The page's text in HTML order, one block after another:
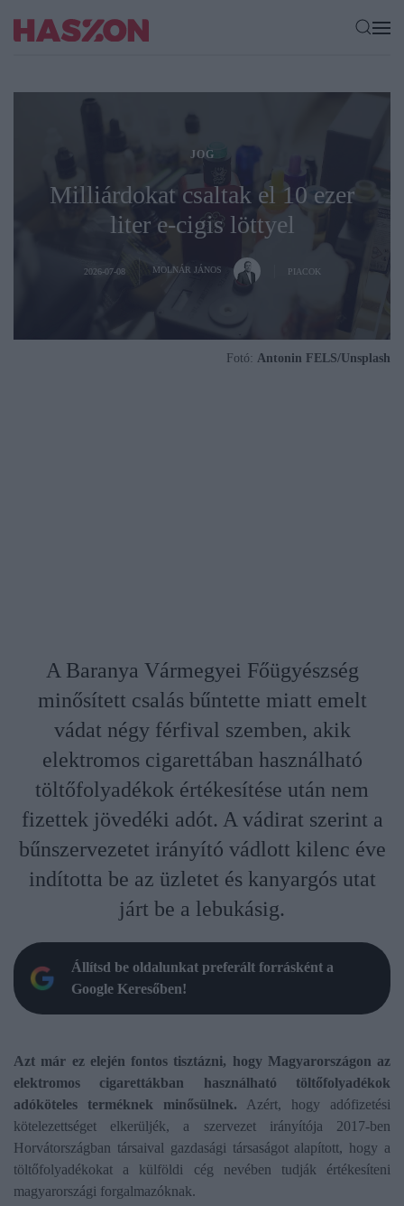
JOG
Milliárdokat csaltak el 10 ezer
liter e-cigis löttyel
2026-07-08 MOLNÁR JÁNOS PIACOK
Fotó: Antonin FELS/Unsplash
A Baranya Vármegyei Főügyészség
minősített csalás bűntette miatt emelt
vádat négy férfival szemben, akik
elektromos cigarettában használható
töltőfolyadékok értékesítése után nem
fizettek jövedéki adót. A vádirat szerint a
bűnszervezetet irányító vádlott kilenc éve
indította be az üzletet és kanyargós utat
járt be a lebukásig.
Állítsd be oldalunkat preferált forrásként a
Google Keresőben!
Azt már ez elején fontos tisztázni, hogy Magyarországon az
elektromos cigarettákban használható töltőfolyadékok
adóköteles terméknek minősülnek. Azért, hogy adófizetési
kötelezettséget elkerüljék, a szervezet irányítója 2017-ben
Horvátországban társaival gazdasági társaságot alapított, hogy a
töltőfolyadékokat a külföldi cég nevében tudják értékesíteni
magyarországi forgalmazóknak.